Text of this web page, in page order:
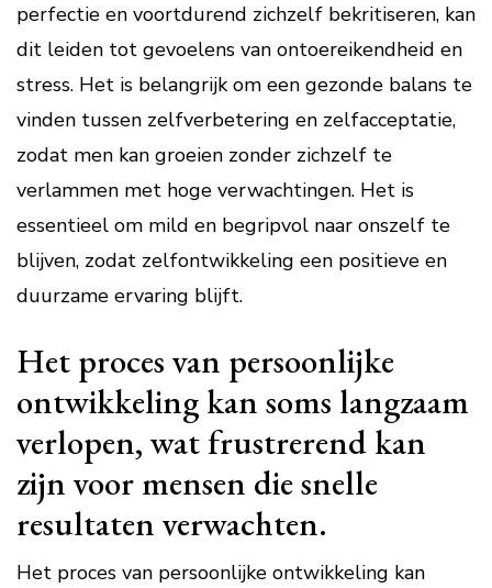
perfectie en voortdurend zichzelf bekritiseren, kan
dit leiden tot gevoelens van ontoereikendheid en
stress. Het is belangrijk om een gezonde balans te
vinden tussen zelfverbetering en zelfacceptatie,
zodat men kan groeien zonder zichzelf te
verlammen met hoge verwachtingen. Het is
essentieel om mild en begripvol naar onszelf te
blijven, zodat zelfontwikkeling een positieve en
duurzame ervaring blijft.
Het proces van persoonlijke
ontwikkeling kan soms langzaam
verlopen, wat frustrerend kan
zijn voor mensen die snelle
resultaten verwachten.
Het proces van persoonlijke ontwikkeling kan